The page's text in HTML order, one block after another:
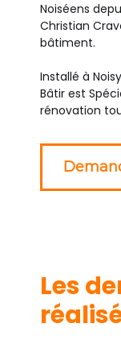
Noiséens
Christian
bâtiment.
Installé à
Bâtir est
rénovation
Les